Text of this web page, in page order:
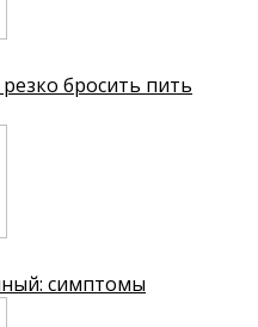
бросить пить
симптомы